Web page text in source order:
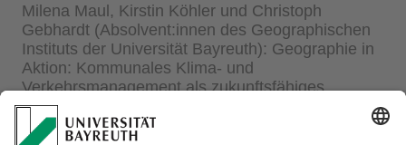
Milena Maul, Kirstin Köhler und Christoph
Gebhardt (Absolvent:innen des Geographischen
Instituts der Universität Bayreuth): Geographie in
Aktion: Kommunales Klima- und
Verkehrsmanagement als zukunftsfähiges
Berufsfeld
Di 18.06.2024 16:15-17:45 im H 6 (Geo II)